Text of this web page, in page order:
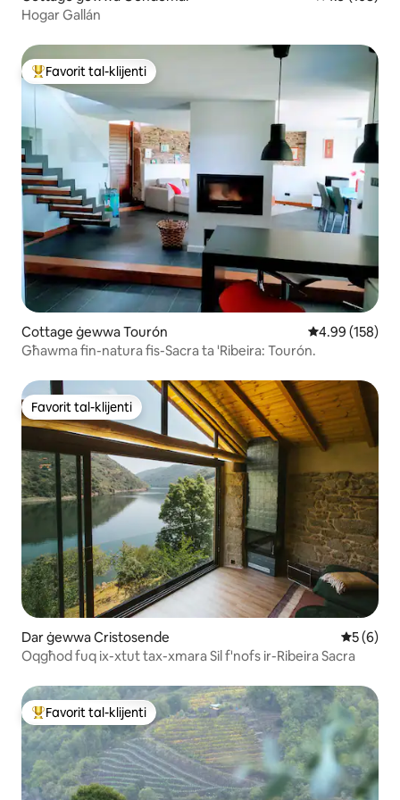
Hogar Gallán
Wieħed mill-aqwa favoriti tal-klijenti
Favorit tal-klijenti
Cottage ġewwa Tourón Rating medju
4.99 (158)
Għawma fin-natura fis-Sacra ta 'Ribeira: Tourón.
Favorit tal-klijenti
Favorit tal-klijenti
Dar ġewwa Cristosende Rating
5 (6)
Oqgħod fuq ix-xtut tax-xmara Sil f'nofs ir-Ribeira Sacra
Wieħed mill-aqwa favoriti tal-klijenti
Favorit tal-klijenti